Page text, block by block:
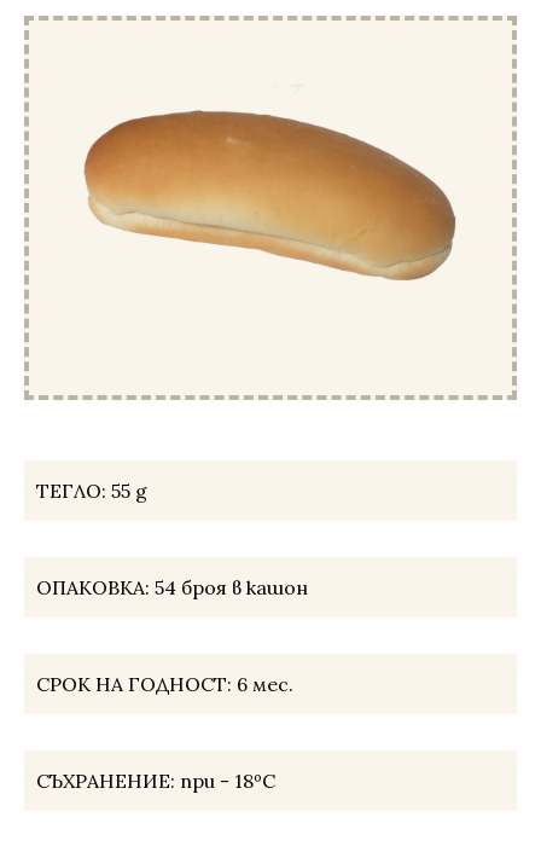
ТЕГЛО: 55 g
ОПАКОВКА: 54 броя в кашон
СРОК НА ГОДНОСТ: 6 мес.
СЪХРАНЕНИЕ: при - 18ºС